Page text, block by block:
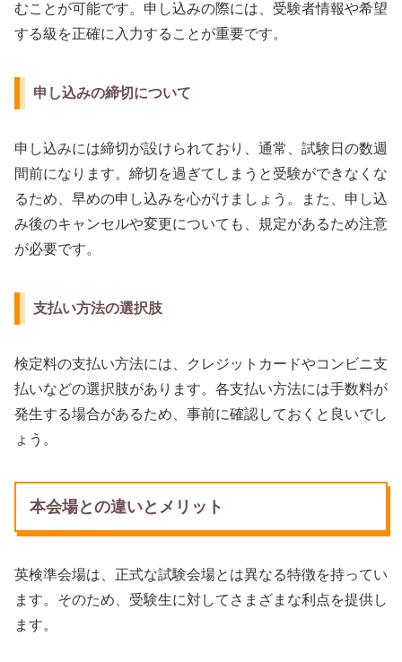
むことが可能です。申し込みの際には、受験者情報や希望
する級を正確に入力することが重要です。
申し込みの締切について
申し込みには締切が設けられており、通常、試験日の数週
間前になります。締切を過ぎてしまうと受験ができなくな
るため、早めの申し込みを心がけましょう。また、申し込
み後のキャンセルや変更についても、規定があるため注意
が必要です。
支払い方法の選択肢
検定料の支払い方法には、クレジットカードやコンビニ支
払いなどの選択肢があります。各支払い方法には手数料が
発生する場合があるため、事前に確認しておくと良いでし
ょう。
本会場との違いとメリット
英検準会場は、正式な試験会場とは異なる特徴を持ってい
ます。そのため、受験生に対してさまざまな利点を提供し
ます。